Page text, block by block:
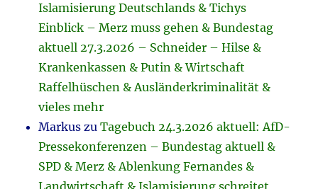
Islamisierung Deutschlands & Tichys
Einblick – Merz muss gehen & Bundestag
aktuell 27.3.2026 – Schneider – Hilse &
Krankenkassen & Putin & Wirtschaft
Raffelhüschen & Ausländerkriminalität &
vieles mehr
Markus zuTagebuch 24.3.2026 aktuell: AfD-
Pressekonferenzen – Bundestag aktuell &
SPD & Merz & Ablenkung Fernandes &